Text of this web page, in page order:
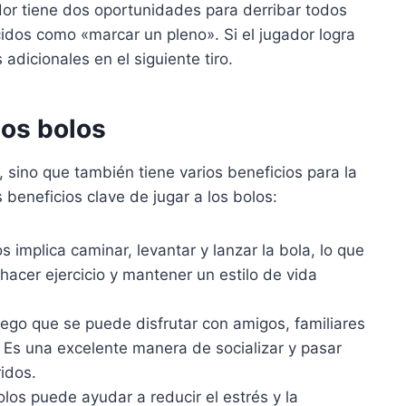
tiene dos oportunidades para derribar todos
como «marcar un pleno». Si el jugador logra
en el siguiente tiro.
bolos
que también tiene varios beneficios para la
clave de jugar a los bolos:
implica caminar, levantar y lanzar la bola, lo que
ejercicio y mantener un estilo de vida
que se puede disfrutar con amigos, familiares
una excelente manera de socializar y pasar
puede ayudar a reducir el estrés y la